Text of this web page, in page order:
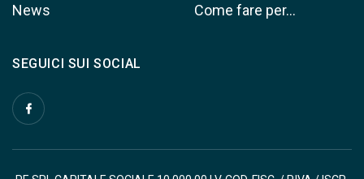
News
Come fare per…
SEGUICI SUI SOCIAL